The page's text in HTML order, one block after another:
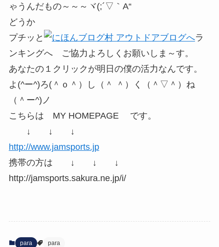
ゃうんだもの～～～ヾ(;´▽｀A“
どうか
プチッと
ラ
ンキングへ ご協力よろしくお願いしま～す。
あなたの１クリックが明日の僕の活力なんです。
よ(^ー^)ろ(＾ｏ＾）し（＾ ＾）く（＾▽＾）ね
（＾ー^)ノ
こちらは MY HOMEPAGE です。
↓ ↓ ↓
http://www.jamsports.jp
携帯の方は ↓ ↓ ↓
http://jamsports.sakura.ne.jp/i/
para para